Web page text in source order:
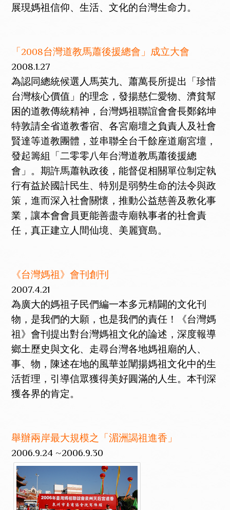
展現媽祖信仰、生活、文化的台灣生命力。
「2008台灣道教馬蕭後援總會」成立大會
2008.1.27
為認同總統候選人馬英九、蕭萬長所提出「珍惜
台灣核心價值」的理念，發揚慈仁愛物、濟貧幫
困的道教傳統精神，台灣媽祖聯誼會會長鄭銘坤
特敦請全省道教耆宿、各宮廟壇之負責人及社會
賢達等道教團體，並串聯全台千餘座道廟宮壇，
發起籌組「二零零八年台灣道教馬蕭後援總
會」。期許馬蕭執政後，能督促相關單位制定執
行有益於國計民生、特別是弱勢生命的法令與政
策，進而深入社會關懷，推動公益慈善及教化事
業，讓本會會員更能善盡寺廟執事者的社會責
任，真正建立人間仙境、美麗寶島。
《台灣媽祖》會刊創刊
2007.4.21
為廣大的媽祖子民們編一本多元精闢的文化刊
物，是我們的大願，也是我們的責任！《台灣媽
祖》會刊提出對台灣媽祖文化的論述，深度報導
鄉土歷史與文化、走尋台灣各地媽祖廟的人、
事、物，陳述在地的風華並闡揚媽祖文化中的生
活哲理，引導信眾獲得美好圓滿的人生。本刊深
獲各界的肯定。
舉辦兩岸最大規模之「湄洲謁祖進香」
2006.9.24 ~2006.9.30